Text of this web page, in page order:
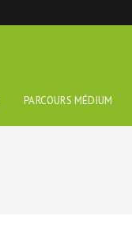
PARCOURS MÉDIUM